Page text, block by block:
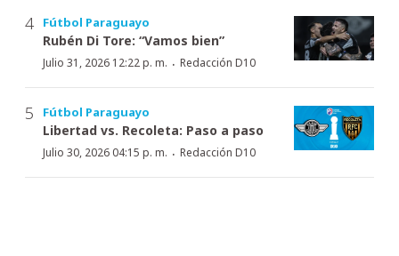
Fútbol Paraguayo
Rubén Di Tore: “Vamos bien”
Julio 31, 2026 12:22 p. m. · Redacción D10
Fútbol Paraguayo
Libertad vs. Recoleta: Paso a paso
Julio 30, 2026 04:15 p. m. · Redacción D10